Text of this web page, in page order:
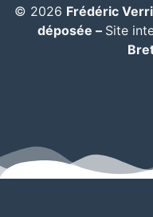
© 2026 Frédéric
déposée – Site